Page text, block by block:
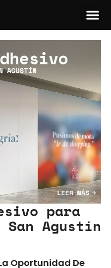
para
Agustín
Oportunidad De